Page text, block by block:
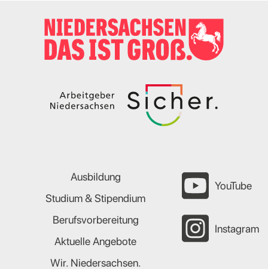
Ausbildung
Studium & Stipendium
Berufsvorbereitung
Aktuelle Angebote
Wir. Niedersachsen.
YouTube
Instagram